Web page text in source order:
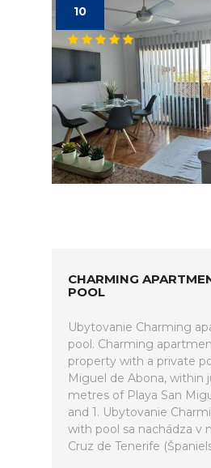
10
CHARMING
POOL
Ubytovanie Charming
pool. Charming
property with a private
Miguel de Abona, within
metres of Playa San
and 1. Ubytovanie
with pool sa nachádza v
Cruz de Tenerife